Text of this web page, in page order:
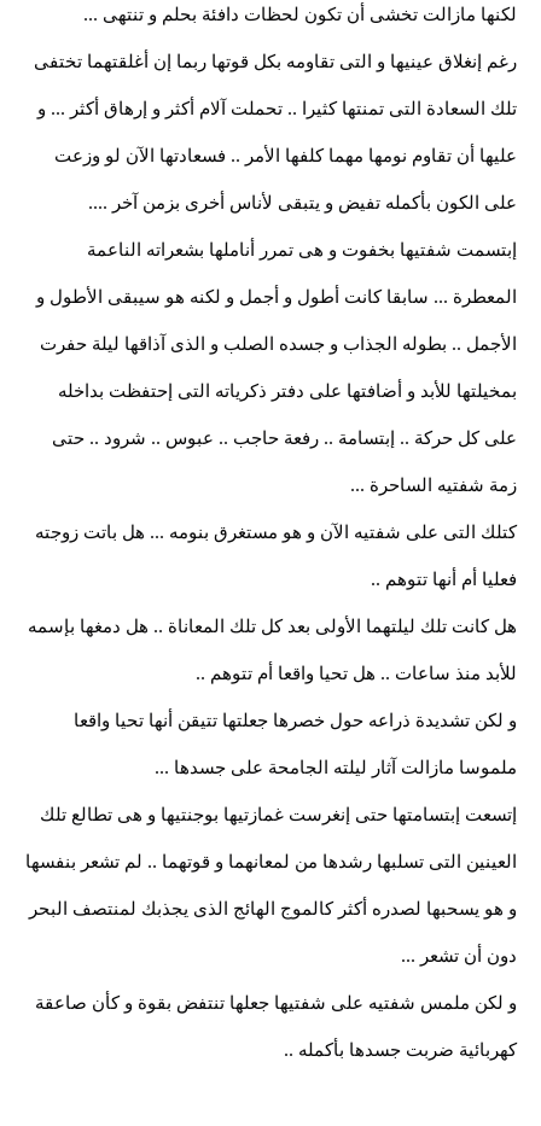
لكنها مازالت تخشى أن تكون لحظات دافئة بحلم و تنتهى ...
رغم إنغلاق عينيها و التى تقاومه بكل قوتها ربما إن أغلقتهما تختفى
تلك السعادة التى تمنتها كثيرا .. تحملت آلام أكثر و إرهاق أكثر ... و
عليها أن تقاوم نومها مهما كلفها الأمر .. فسعادتها الآن لو وزعت
على الكون بأكمله تفيض و يتبقى لأناس أخرى بزمن آخر ....
إبتسمت شفتيها بخفوت و هى تمرر أناملها بشعراته الناعمة
المعطرة ... سابقا كانت أطول و أجمل و لكنه هو سيبقى الأطول و
الأجمل .. بطوله الجذاب و جسده الصلب و الذى آذاقها ليلة حفرت
بمخيلتها للأبد و أضافتها على دفتر ذكرياته التى إحتفظت بداخله
على كل حركة .. إبتسامة .. رفعة حاجب .. عبوس .. شرود .. حتى
زمة شفتيه الساحرة ...
كتلك التى على شفتيه الآن و هو مستغرق بنومه ... هل باتت زوجته
فعليا أم أنها تتوهم ..
هل كانت تلك ليلتهما الأولى بعد كل تلك المعاناة .. هل دمغها بإسمه
للأبد منذ ساعات .. هل تحيا واقعا أم تتوهم ..
و لكن تشديدة ذراعه حول خصرها جعلتها تتيقن أنها تحيا واقعا
ملموسا مازالت آثار ليلته الجامحة على جسدها ...
إتسعت إبتسامتها حتى إنغرست غمازتيها بوجنتيها و هى تطالع تلك
العينين التى تسلبها رشدها من لمعانهما و قوتهما .. لم تشعر بنفسها
و هو يسحبها لصدره أكثر كالموج الهائج الذى يجذبك لمنتصف البحر
دون أن تشعر ...
و لكن ملمس شفتيه على شفتيها جعلها تنتفض بقوة و كأن صاعقة
كهربائية ضربت جسدها بأكمله ..